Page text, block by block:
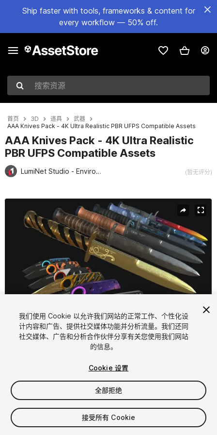
Ship faster with tools, frameworks & content for
every workflow — 50% off.
搜索资源
首页 3D 道具
武器
AAA Knives Pack - 4K Ultra Realistic PBR UFPS Compatible Assets
AAA Knives Pack - 4K Ultra Realistic
PBR UFPS Compatible Assets
LumiNet Studio - Environment, Props (暂无评分)
1/26
$14.90
我们使用 Cookie 以允许我们网站的正常工作、个性化设
计内容和广告、提供社交媒体功能并分析流量。我们还同
社交媒体、广告和分析合作伙伴分享有关您使用我们网站
的信息。
Cookie 设置
全部拒绝
接受所有 Cookie